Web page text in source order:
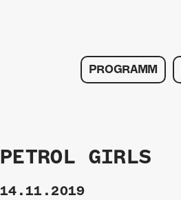
PROGRAMM
PETROL GIRLS
14.11.2019